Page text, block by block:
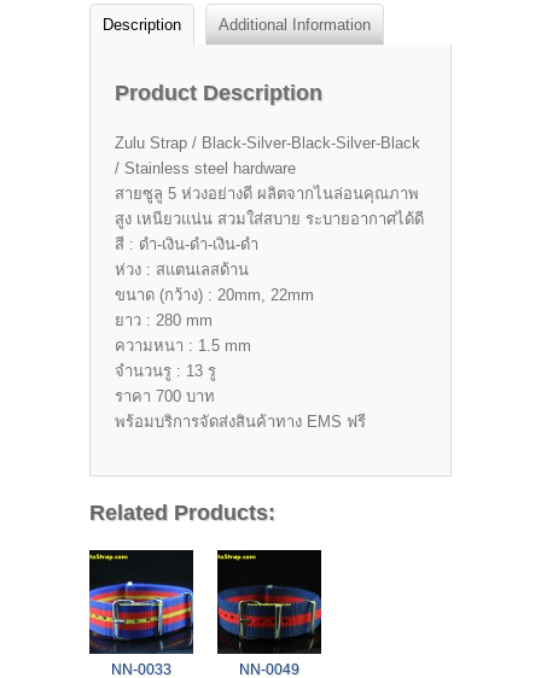
Description Additional Information
Product Description
Zulu Strap / Black-Silver-Black-Silver-Black
/ Stainless steel hardware
สายซูลู 5 ห่วงอย่างดี ผลิตจากไนล่อนคุณภาพ
สูง เหนียวแน่น สวมใส่สบาย ระบายอากาศได้ดี
สี : ดำ-เงิน-ดำ-เงิน-ดำ
ห่วง : สแตนเลสด้าน
ขนาด (กว้าง) : 20mm, 22mm
ยาว : 280 mm
ความหนา : 1.5 mm
จำนวนรู : 13 รู
ราคา 700 บาท
พร้อมบริการจัดส่งสินค้าทาง EMS ฟรี
Related Products:
NN-0033 NN-0049